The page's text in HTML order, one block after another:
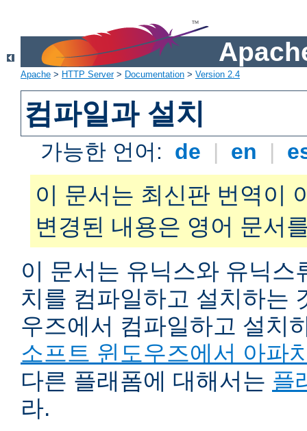
Apache > HTTP Server> Documentation > Version 2.4
컴파일과 설치
가능한 언어: de | en |
이 문서는 최신판 번역이
변경된 내용은 영어 문서
이 문서는 유닉스와 유닉스
치를 컴파일하고 설치하는
우즈에서 컴파일하고 설치
소프트 윈도우즈에서 아파
다른 플래폼에 대해서는 플
라.